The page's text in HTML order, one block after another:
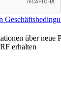
über neue
erhalten